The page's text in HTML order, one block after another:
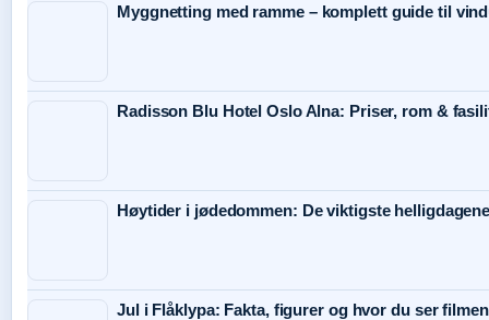
Myggnetting med ramme – komplett guide til
Radisson Blu Hotel Oslo Alna: Priser, rom &
Høytider i jødedommen: De viktigste
Jul i Flåklypa: Fakta, figurer og hvor du ser filmen